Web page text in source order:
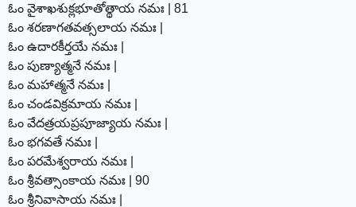
ఓం వైశాఖశుక్లభూతోత్థాయ నమః | 81
ఓం శరణాగతవత్సలాయ నమః |
ఓం ఉదారకీర్తయే నమః |
ఓం పుణ్యాత్మనే నమః |
ఓం మహాత్మనే నమః |
ఓం చండవిక్రమాయ నమః |
ఓం వేదత్రయప్రపూజ్యాయ నమః |
ఓం భగవతే నమః |
ఓం పరమేశ్వరాయ నమః |
ఓం శ్రీవత్సాంకాయ నమః | 90
ఓం శ్రీనివాసాయ నమః |